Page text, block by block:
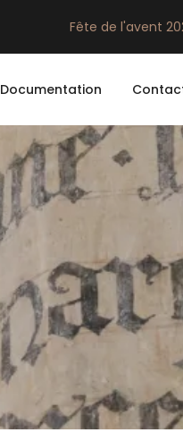
Fête de l'avent
Documentation